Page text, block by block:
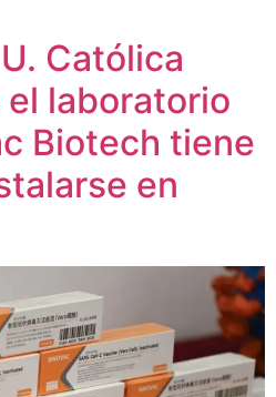
Católica
laboratorio
Biotech tiene
en